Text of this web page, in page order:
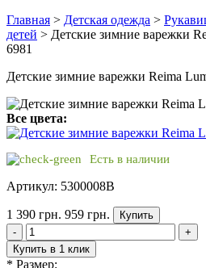
Главная > Детская одежда >
детей > Детские зимние варежки
6981
Детские зимние варежки Reima
Все цвета:
Есть в наличии
Артикул: 5300008B
1 390 грн. 959 грн.
Купить
-
+
Купить в 1 клик
* Размер: